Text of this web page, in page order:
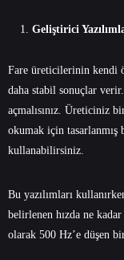
Geliştirici
Fare üreticilerinin kendi
daha stabil sonuçlar
açmalısınız. Üreticiniz
okumak için tasarlanmış
kullanabilirsiniz.
Bu yazılımları
belirlenen hızda ne
olarak 500 Hz’e düşen